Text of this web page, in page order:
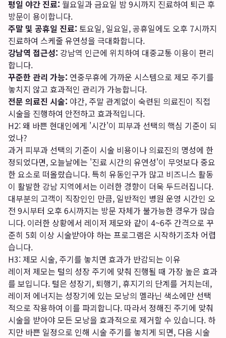
평일 야간 진료: 월요일과 금요일 밤 9시까지 진료하여 퇴근 후
방문이 용이합니다.
주말 및 공휴일 진료: 토요일, 일요일, 공휴일에도 오후 7시까지
진료하여 스케줄 유연성을 극대화합니다.
강남역 접근성: 강남역 인근에 위치하여 대중교통 이용이 편리
합니다.
꾸준한 관리 가능: 연중무휴에 가까운 시스템으로 제모 주기를
놓치지 않고 효과적인 관리가 가능합니다.
전문 의료진 시술: 야간, 주말 관계없이 숙련된 의료진이 직접
시술을 진행하여 안전하고 효과적입니다.
H2: 왜 바쁜 현대인에게 '시간'이 피부과 선택의 핵심 기준이 되
었나?
과거 피부과 선택의 기준이 시술 비용이나 의료진의 명성에 한
정되었다면, 오늘날에는 '진료 시간의 유연성'이 무엇보다 중요
한 요소로 떠올랐습니다. 특히 유동인구가 많고 비즈니스 활동
이 활발한 강남 지역에서는 이러한 경향이 더욱 두드러집니다.
대부분의 고객이 직장인인 만큼, 일반적인 병원 운영 시간인 오
전 9시부터 오후 6시까지는 방문 자체가 불가능한 경우가 많습
니다. 이러한 상황에서 레이저 제모와 같이 4~6주 간격으로 꾸
준히 5회 이상 시술받아야 하는 프로그램은 시작하기조차 어렵
습니다.
H3: 제모 시술, 주기를 놓치면 효과가 반감되는 이유
레이저 제모는 털의 성장 주기에 맞춰 진행될 때 가장 높은 효과
를 보입니다. 털은 성장기, 퇴행기, 휴지기의 단계를 거치는데,
레이저 에너지는 성장기에 있는 모낭의 멜라닌 색소에만 선택
적으로 작용하여 이를 파괴합니다. 따라서 정해진 주기에 맞춰
시술을 받아야 모든 모낭을 효과적으로 제거할 수 있습니다. 하
지만 바쁜 일정으로 인해 시술 주기를 놓치게 되면, 다음 시술